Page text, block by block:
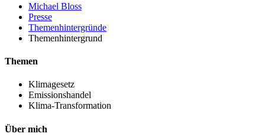
Michael Bloss
Presse
Themenhintergründe
Themenhintergrund
Themen
Klimagesetz
Emissionshandel
Klima-Transformation
Über mich